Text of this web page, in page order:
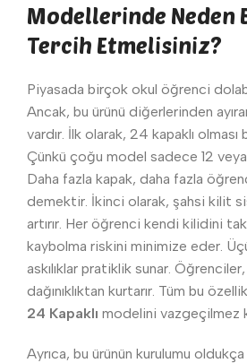
Modellerinde Neden
Tercih Etmelisiniz?
Piyasada birçok okul öğrenci
Ancak, bu ürünü diğerlerinden
vardır. İlk olarak, 24 kapaklı olması
Çünkü çoğu model sadece 12 veya
Daha fazla kapak, daha fazla
demektir. İkinci olarak, şahsi kilit
artırır. Her öğrenci kendi kilidini
kaybolma riskini minimize eder.
askılıklar pratiklik sunar. Öğrenciler,
dağınıklıktan kurtarır. Tüm bu
24 Kapaklı modelini vazgeçilmez
Ayrıca, bu ürünün kurulumu